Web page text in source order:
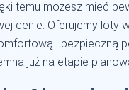
temu możesz mieć
cenie. Oferujemy loty
i bezpieczną
już na etapie